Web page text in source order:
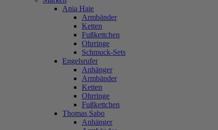
Ania Haie
Armbänder
Ketten
Fußkettchen
Ohrringe
Schmuck-Sets
Engelsrufer
Anhänger
Armbänder
Ketten
Ohrringe
Fußkettchen
Thomas Sabo
Anhänger